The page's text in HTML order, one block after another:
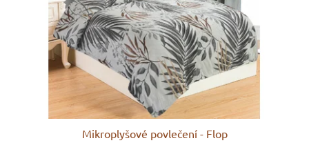
Mikroplyšové povlečení - Flop